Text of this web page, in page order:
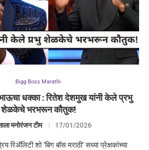
Bigg Boss Marathi
भाऊचा धक्का : रितेश देशमुख यांनी केले प्रभु
शेळकेचे भरभरून कौतुक!
मनोरंजन टीम 17/01/2026
रिअ‍ॅलिटी शो ‘बिग बॉस मराठी’ सध्या प्रेक्षकांच्या